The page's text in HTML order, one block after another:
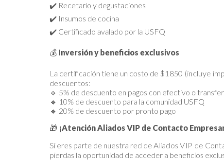
✔️ Recetario y degustaciones
✔️ Insumos de cocina
✔️ Certificado avalado por la USFQ
💰 Inversión y beneficios exclusivos
La certificación tiene un costo de $1850 (incluye
descuentos:
🔹 5% de descuento en pagos con efectivo o
🔹 10% de descuento para la comunidad USFQ
🔹 20% de descuento por pronto pago
🎁 ¡Atención Aliados VIP de Contacto
Si eres parte de nuestra red de Aliados VIP de
pierdas la oportunidad de acceder a beneficios